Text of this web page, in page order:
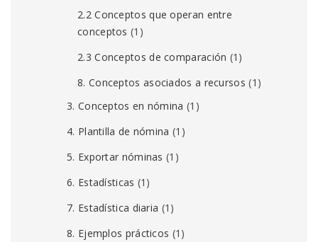
2.2 Conceptos que operan entre
conceptos (1)
2.3 Conceptos de comparación (1)
8. Conceptos asociados a recursos (1)
3. Conceptos en nómina (1)
4. Plantilla de nómina (1)
5. Exportar nóminas (1)
6. Estadísticas (1)
7. Estadística diaria (1)
8. Ejemplos prácticos (1)